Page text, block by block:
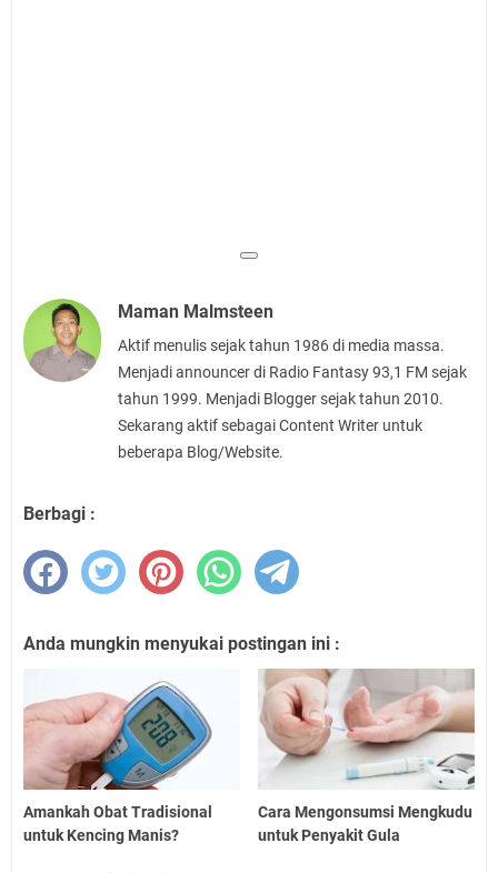
Maman Malmsteen
Aktif menulis sejak tahun 1986 di media massa.
Menjadi announcer di Radio Fantasy 93,1 FM sejak
tahun 1999. Menjadi Blogger sejak tahun 2010.
Sekarang aktif sebagai Content Writer untuk
beberapa Blog/Website.
Berbagi :
Anda mungkin menyukai postingan ini :
Amankah Obat Tradisional
untuk Kencing Manis?
Cara Mengonsumsi Mengkudu
untuk Penyakit Gula